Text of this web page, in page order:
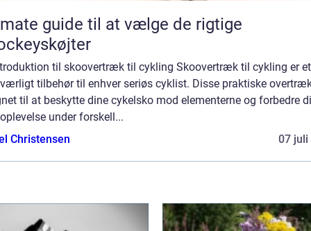
guide til at vælge de rigtige
til skoovertræk til cykling Skoovertræk til cykling er et
tilbehør til enhver seriøs cyklist. Disse praktiske
til at beskytte dine cykelsko mod elementerne og forbedre
under forskell...
Christensen
07 juli